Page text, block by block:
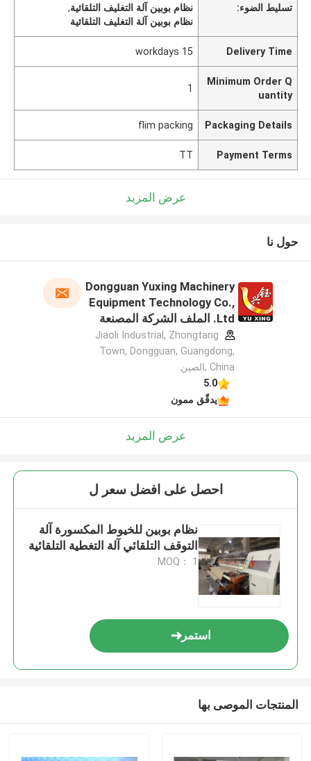
تسليط الضوء:
نظام بوبين آلة التغليف التلقائية,
نظام بوبين آلة التغليف التلقائية
Delivery Time
15 workdays
Minimum Order Q
uantity
1
Packaging Details
flim packing
Payment Terms
TT
عرض المزيد
حول نا
Dongguan Yuxing Machinery
Equipment Technology Co.,
Ltd. الملف الشركة المصنعة
Jiaoli Industrial, Zhongtang
Town, Dongguan, Guangdong,
China ,الصين
5.0
يدقّق ممون
عرض المزيد
احصل على افضل سعر ل
نظام بوبين للخيوط المكسورة آلة
التوقف التلقائي آلة التغطية التلقائية
MOQ： 1
استمر
المنتجات الموصى بها